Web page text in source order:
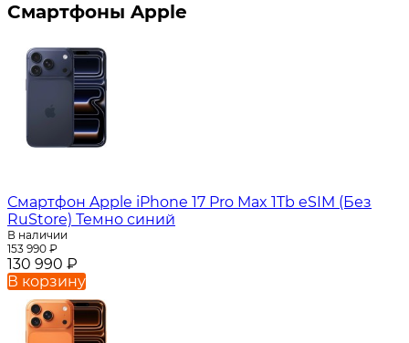
Смартфоны Apple
Смартфон Apple iPhone 17 Pro Max 1Tb eSIM (Без
RuStore) Темно синий
В наличии
153 990 ₽
130 990 ₽
В корзину